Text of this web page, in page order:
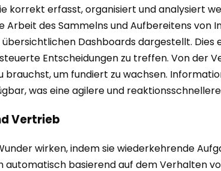
korrekt erfasst, organisiert und analysiert
des Sammelns und Aufbereitens von
Dashboards dargestellt.
Entscheidungen zu treffen. Von der
um fundiert zu wachsen.
was eine agilere und
Vertrieb
wirken, indem sie wiederkehrende
automatisch basierend auf dem Verhalten